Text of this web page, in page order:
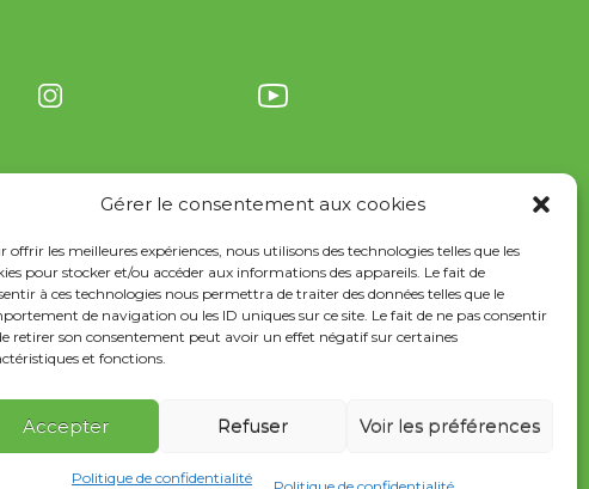
Gérer le consentement aux cookies
offrir les meilleures expériences, nous utilisons des technologies telles que les
pour stocker et/ou accéder aux informations des appareils. Le fait de
à ces technologies nous permettra de traiter des données telles que le
de navigation ou les ID uniques sur ce site. Le fait de ne pas consentir
retirer son consentement peut avoir un effet négatif sur certaines
et fonctions.
Accepter Refuser Voir les préférences
Politique de confidentialité